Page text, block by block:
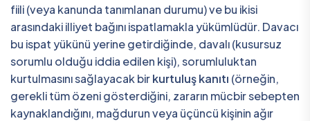
fiili (veya kanunda tanımlanan durumu) ve bu ikisi
arasındaki illiyet bağını ispatlamakla yükümlüdür. Davacı
bu ispat yükünü yerine getirdiğinde, davalı (kusursuz
sorumlu olduğu iddia edilen kişi), sorumluluktan
kurtulmasını sağlayacak birkurtuluş kanıtı (örneğin,
gerekli tüm özeni gösterdiğini, zararın mücbir sebepten
kaynaklandığını, mağdurun veya üçüncü kişinin ağır